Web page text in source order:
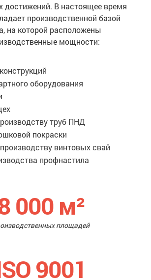
достижений. В настоящее время
производственной базой
на которой расположены
мощности:
оборудования
труб ПНД
покраски
винтовых свай
профнастила
000 м²
площадей
9001